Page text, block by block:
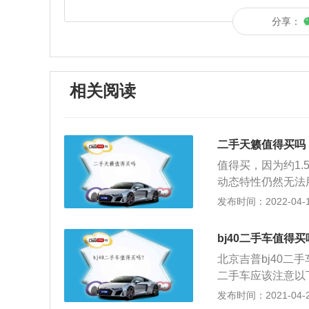
分享：
相关阅读
二手天籁值得买吗
值得买，因为约
动态特性仍然无法
0，从静止加速到
后是新设计的多
性，同时减少了
发布时间：2022-04-
bj40二手车值得买
北京吉普bj40二手
二手车应该注意
底，离合器是否
发布时间：2021-04-